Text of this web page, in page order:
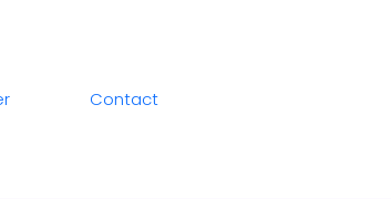
Contact